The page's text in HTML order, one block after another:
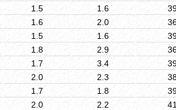
1.5 1.6
1.6 2.0
1.5 1.6
1.8 2.9
1.7 3.4
2.0 2.3
1.7 1.8
2.0 2.2